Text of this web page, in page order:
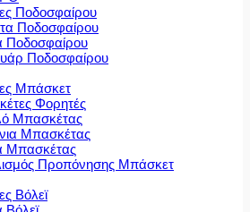
Ποδοσφαίρου
Ποδοσφαίρου
Ποδοσφαίρου
Ποδοσφαίρου
Μπάσκετ
Φορητές
Μπασκέτας
Μπασκέτας
Μπασκέτας
Προπόνησης Μπάσκετ
Βόλεϊ